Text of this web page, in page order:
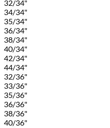
32/34"
34/34"
35/34"
36/34"
38/34"
40/34"
42/34"
44/34"
32/36"
33/36"
35/36"
36/36"
38/36"
40/36"